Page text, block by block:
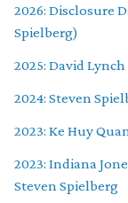
2026: Disclosure
Spielberg)
2025: David Lynch
2024: Steven
2023: Ke Huy
2023: Indiana
Steven Spielberg